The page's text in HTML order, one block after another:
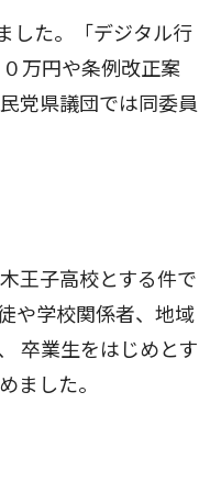
した。「デジタル行
万円や条例改正案
党県議団では同委員
王子高校とする件で
や学校関係者、地域
卒業生をはじめとす
ました。